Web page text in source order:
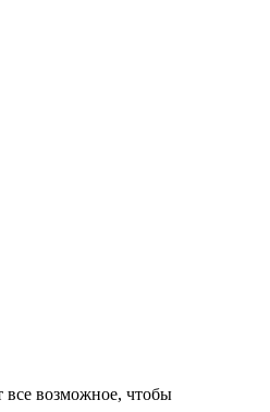
все возможное, чтобы